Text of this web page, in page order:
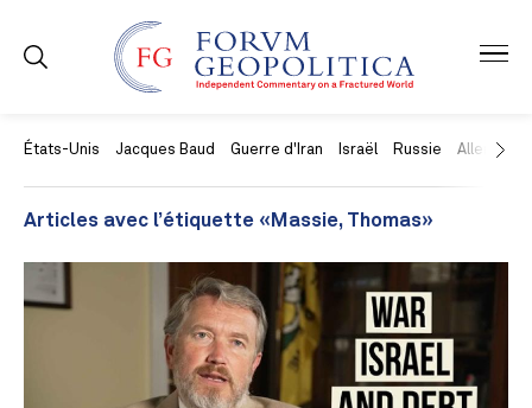
États-Unis Jacques Baud Guerre d'Iran Israël Russie Allemagne
Articles avec l’étiquette «Massie, Thomas»